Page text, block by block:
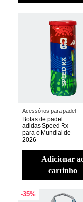
Acessórios para padel
Bolas de padel
adidas Speed Rx
para o Mundial de
2026
adicionar ao
carrinho
-35%